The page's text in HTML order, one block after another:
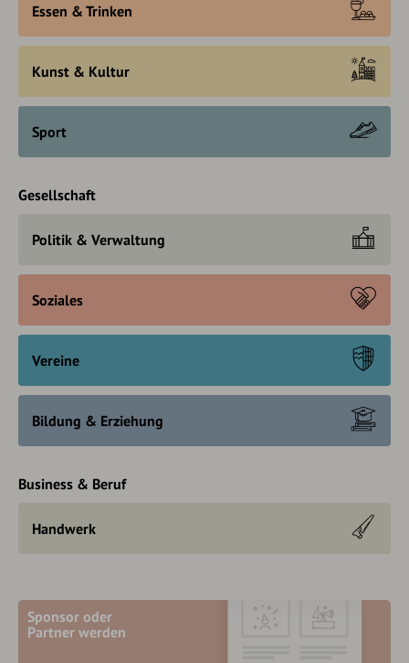
Essen & Trinken
Kunst & Kultur
Sport
Gesellschaft
Politik & Verwaltung
Soziales
Vereine
Bildung & Erziehung
Business & Beruf
Handwerk
Sponsor oder
Partner werden